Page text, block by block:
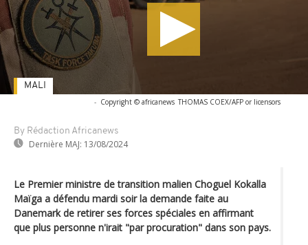
- Copyright © africanews THOMAS COEX/AFP or licensors
By Rédaction Africanews
Dernière MAJ: 13/08/2024
MALI
Le Premier ministre de transition malien Choguel Kokalla
Maïga a défendu mardi soir la demande faite au
Danemark de retirer ses forces spéciales en affirmant
que plus personne n'irait "par procuration" dans son pays.